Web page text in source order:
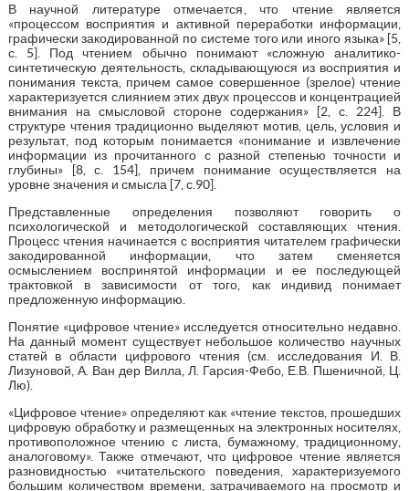
В научной литературе отмечается, что чтение является
«процессом восприятия и активной переработки информации,
графически закодированной по системе того или иного языка» [5,
с. 5]. Под чтением обычно понимают «сложную аналитико-
синтетическую деятельность, складывающуюся из восприятия и
понимания текста, причем самое совершенное (зрелое) чтение
характеризуется слиянием этих двух процессов и концентрацией
внимания на смысловой стороне содержания» [2, с. 224]. В
структуре чтения традиционно выделяют мотив, цель, условия и
результат, под которым понимается «понимание и извлечение
информации из прочитанного с разной степенью точности и
глубины» [8, с. 154], причем понимание осуществляется на
уровне значения и смысла [7, с.90].
Представленные определения позволяют говорить о
психологической и методологической составляющих чтения.
Процесс чтения начинается с восприятия читателем графически
закодированной информации, что затем сменяется
осмыслением воспринятой информации и ее последующей
трактовкой в зависимости от того, как индивид понимает
предложенную информацию.
Понятие «цифровое чтение» исследуется относительно недавно.
На данный момент существует небольшое количество научных
статей в области цифрового чтения (см. исследования И. В.
Лизуновой, А. Ван дер Вилла, Л. Гарсия-Фебо, Е.В. Пшеничной, Ц.
Лю).
«Цифровое чтение» определяют как «чтение текстов, прошедших
цифровую обработку и размещенных на электронных носителях,
противоположное чтению с листа, бумажному, традиционному,
аналоговому». Также отмечают, что цифровое чтение является
разновидностью «читательского поведения, характеризуемого
большим количеством времени, затрачиваемого на просмотр и